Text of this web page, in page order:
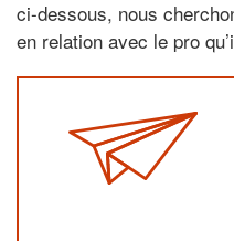
ci-dessous, nous
en relation avec le pro